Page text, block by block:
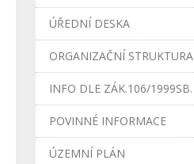
ÚŘEDNÍ DESKA
ORGANIZAČNÍ STRUKTURA
INFO DLE ZÁK.106/1999SB.
POVINNÉ INFORMACE
ÚZEMNÍ PLÁN